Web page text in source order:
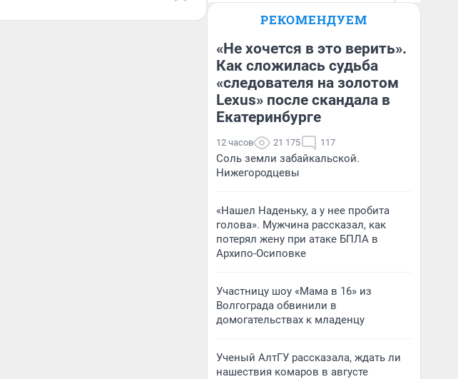
Екатерина Торопова
недвижимости
РЕКОМЕНДУЕМ
«Не хочется в это верить».
Как сложилась судьба
«следователя на золотом
Lexus» после скандала в
Екатеринбурге
12 часов 21 175 117
Соль земли забайкальской.
Нижегородцевы
«Нашел Наденьку, а у нее пробита
голова». Мужчина рассказал, как
потерял жену при атаке БПЛА в
Архипо-Осиповке
Участницу шоу «Мама в 16» из
Волгограда обвинили в
домогательствах к младенцу
Ученый АлтГУ рассказала, ждать ли
нашествия комаров в августе